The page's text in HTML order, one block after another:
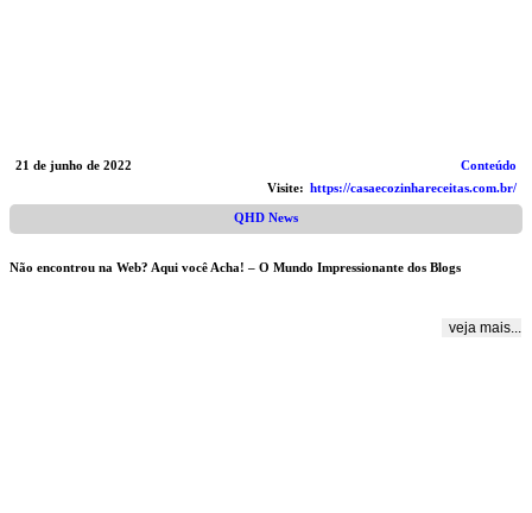
21 de junho de 2022
Conteúdo
Visite: https://casaecozinhareceitas.com.br/
QHD News
Não encontrou na Web? Aqui você Acha! – O Mundo Impressionante dos Blogs
veja mais...